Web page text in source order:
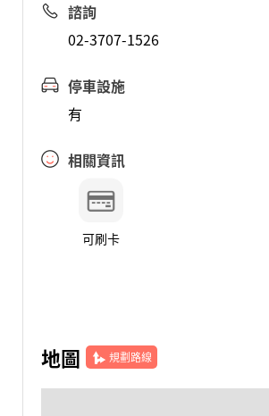
諮詢
02-3707-1526
停車設施
有
相關資訊
可刷卡
地圖 規劃路線